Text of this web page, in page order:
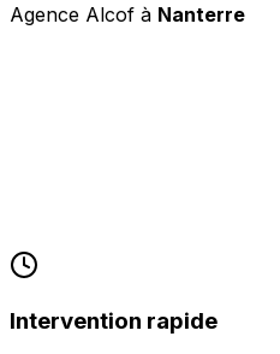
Agence Alcof à Nanterre
Intervention rapide